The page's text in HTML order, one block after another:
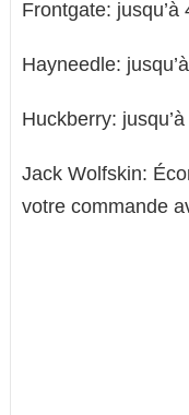
Frontgate:
Hayneedle:
Huckberry:
Jack Wolfskin:
votre commande